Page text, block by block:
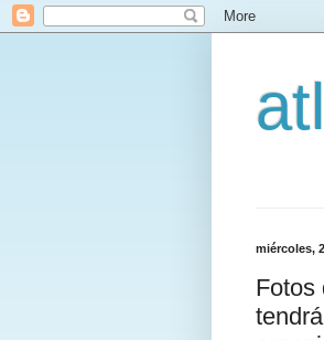
miércoles,
Fotos